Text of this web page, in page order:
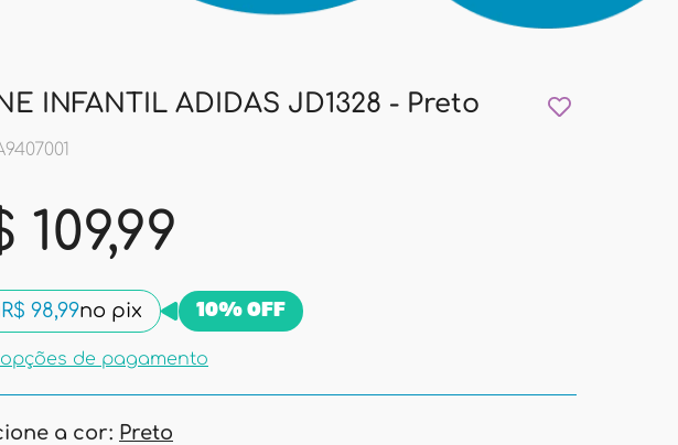
INFANTIL ADIDAS JD1328 - Preto
109,99
R$ 98,99no pix 10% OFF
de pagamento
a cor: Preto